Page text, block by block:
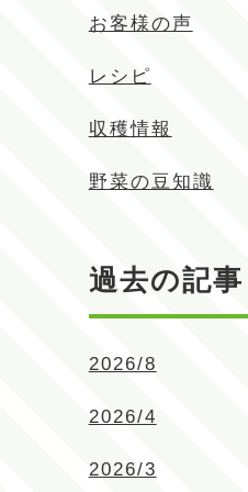
お客様の声
レシピ
収穫情報
野菜の豆知識
過去の記事
2026/8
2026/4
2026/3